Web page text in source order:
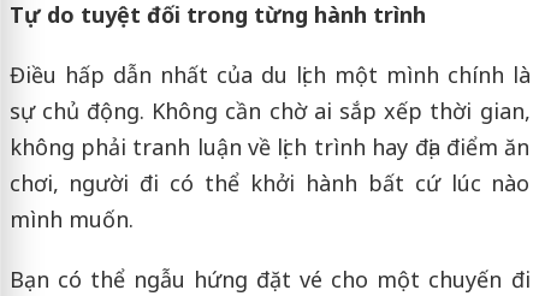
Tự do tuyệt đối trong từng hành trình
Điều hấp dẫn nhất của du lịch một mình chính là
sự chủ động. Không cần chờ ai sắp xếp thời gian,
không phải tranh luận về lịch trình hay địa điểm ăn
chơi, người đi có thể khởi hành bất cứ lúc nào
mình muốn.
Bạn có thể ngẫu hứng đặt vé cho một chuyến đi